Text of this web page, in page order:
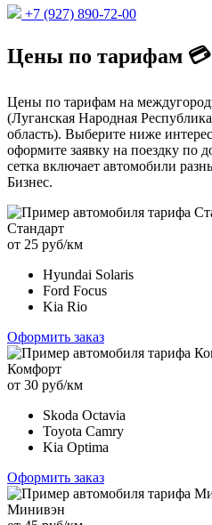
+7 (927) 890-72-00
Цены по тарифам 💳
Цены по тарифам на
(Луганская Народная
область). Выберите ниже
оформите заявку на поездку по
сетка включает автомобили
Бизнес.
Стандарт
от 25 руб/км
Hyundai Solaris
Ford Focus
Kia Rio
Оформить заказ
Комфорт
от 30 руб/км
Skoda Octavia
Toyota Camry
Kia Optima
Оформить заказ
Минивэн